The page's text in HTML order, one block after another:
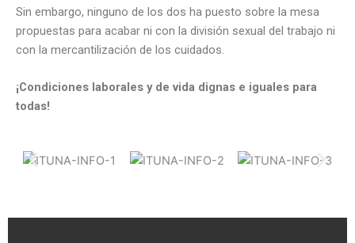
Sin embargo, ninguno de los dos ha puesto sobre la mesa
propuestas para acabar ni con la división sexual del trabajo ni
con la mercantilización de los cuidados.
¡Condiciones laborales y de vida dignas e iguales para
todas!